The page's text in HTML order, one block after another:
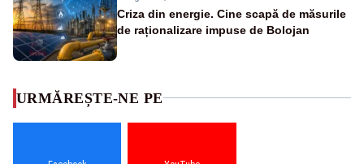
Criza din energie. Cine scapă de măsurile
de raționalizare impuse de Bolojan
URMĂREȘTE-NE PE